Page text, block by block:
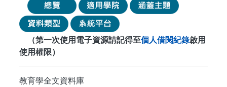
（第一次使用電子資源請記得至個人借閱紀錄啟用
使用權限）
教育學全文資料庫